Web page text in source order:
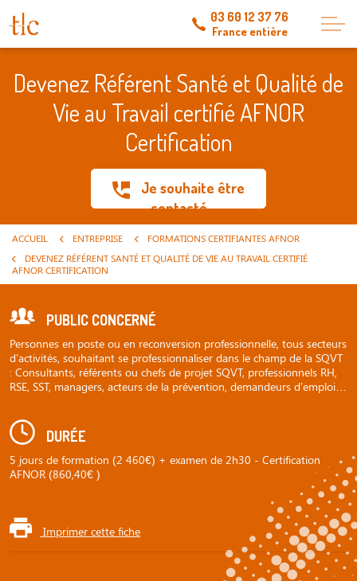
03 60 12 37 76
France entière
Devenez Référent Santé et Qualité de
Vie au Travail certifié AFNOR
Certification
Je souhaite être
contacté
ACCUEIL ENTREPRISE
FORMATIONS CERTIFIANTES AFNOR
DEVENEZ RÉFÉRENT SANTÉ ET QUALITÉ DE VIE AU TRAVAIL CERTIFIÉ
AFNOR CERTIFICATION
PUBLIC CONCERNÉ
Personnes en poste ou en reconversion professionnelle, tous secteurs
d’activités, souhaitant se professionnaliser dans le champ de la SQVT
: Consultants, référents ou chefs de projet SQVT, professionnels RH,
RSE, SST, managers, acteurs de la prévention, demandeurs d’emploi…
DURÉE
5 jours de formation (2 460€) + examen de 2h30 - Certification
AFNOR (860,40€ )
Imprimer cette fiche